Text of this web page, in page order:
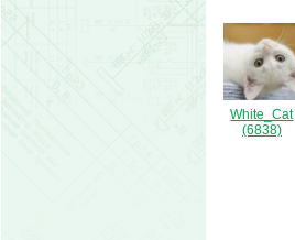
White_Cat
(6838)